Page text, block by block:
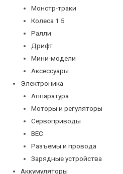
Монстр-траки
Колеса 1:5
Ралли
Дрифт
Мини-модели
Аксессуары
Электроника
Аппаратура
Моторы и регуляторы
Сервоприводы
BEC
Разъемы и провода
Зарядные устройства
Аккумуляторы